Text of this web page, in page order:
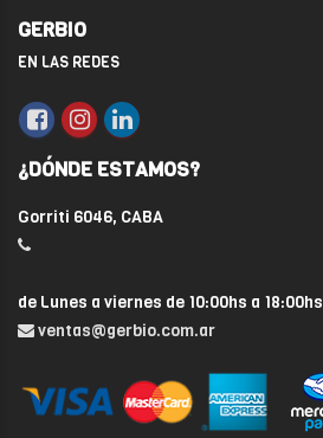
GERBIO
EN LAS REDES
¿DÓNDE ESTAMOS?
Gorriti 6046, CABA
de Lunes a viernes de 10:00hs a 18:00hs
ventas@gerbio.com.ar